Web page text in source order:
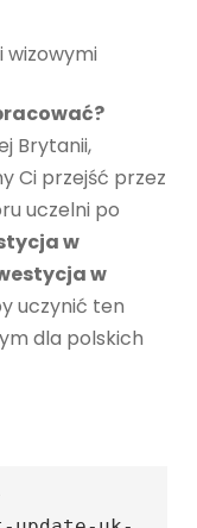
wizowymi
Brytanii,
Ci przejść przez
uczelni po
w
w
uczynić ten
dla polskich